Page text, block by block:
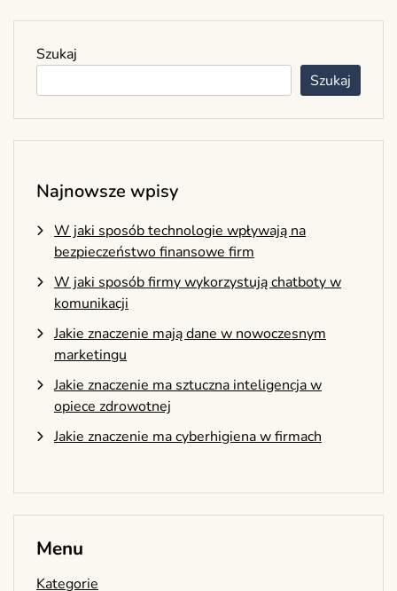
Szukaj
Szukaj
Najnowsze wpisy
W jaki sposób technologie wpływają na
bezpieczeństwo finansowe firm
W jaki sposób firmy wykorzystują chatboty w
komunikacji
Jakie znaczenie mają dane w nowoczesnym
marketingu
Jakie znaczenie ma sztuczna inteligencja w
opiece zdrowotnej
Jakie znaczenie ma cyberhigiena w firmach
Menu
Kategorie